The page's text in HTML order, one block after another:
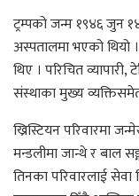
ट्रम्पको जन्म १९४६ जुन
अस्पतालमा भएको थियो
थिए । परिचित
संस्थाका मुख्य व्यक्तिसमेत
ख्रिस्टियन परिवारमा
मन्डलीमा जान्थे र बाल
तिनका परिवारलाई